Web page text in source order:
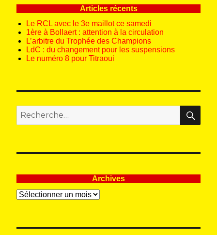
Articles récents
Le RCL avec le 3e maillot ce samedi
1ère à Bollaert : attention à la circulation
L’arbitre du Trophée des Champions
LdC : du changement pour les suspensions
Le numéro 8 pour Titraoui
Recherche
pour
:
Archives
Archives